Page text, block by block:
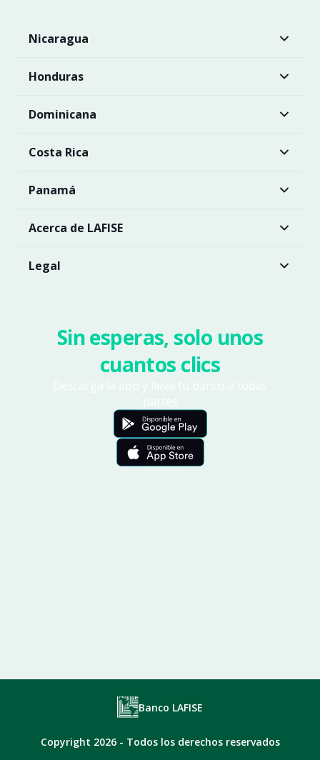
Nicaragua
Honduras
Dominicana
Costa Rica
Panamá
Acerca de LAFISE
Legal
Sin esperas, solo unos
cuantos clics
Banco LAFISE
Copyright 2026 - Todos los derechos reservados